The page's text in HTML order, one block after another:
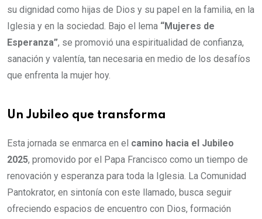
su dignidad como hijas de Dios y su papel en la familia, en la
Iglesia y en la sociedad. Bajo el lema “Mujeres de
Esperanza”, se promovió una espiritualidad de confianza,
sanación y valentía, tan necesaria en medio de los desafíos
que enfrenta la mujer hoy.
Un Jubileo que transforma
Esta jornada se enmarca en el camino hacia el Jubileo
2025, promovido por el Papa Francisco como un tiempo de
renovación y esperanza para toda la Iglesia. La Comunidad
Pantokrator, en sintonía con este llamado, busca seguir
ofreciendo espacios de encuentro con Dios, formación